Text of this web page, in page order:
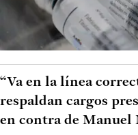
“Va en la línea
respaldan cargos
en contra de Manuel